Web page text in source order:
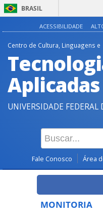
BRASIL
ACESSIBILIDADE
Centro de Cultura, Linguagens e
Aplicadas
UNIVERSIDADE
Fale Conosco Área
MONITORIA